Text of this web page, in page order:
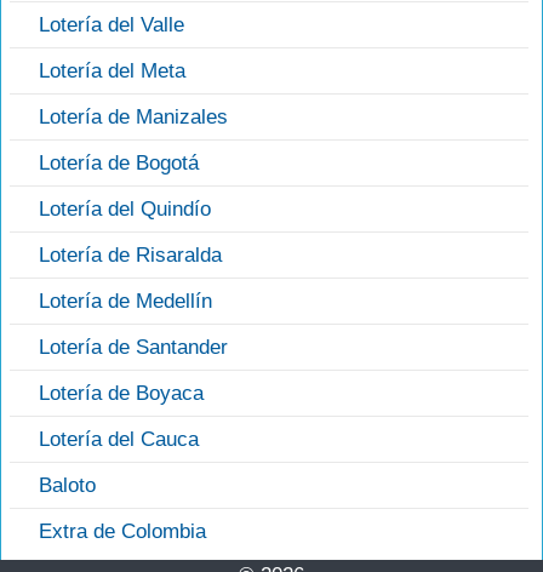
Lotería del Valle
Lotería del Meta
Lotería de Manizales
Lotería de Bogotá
Lotería del Quindío
Lotería de Risaralda
Lotería de Medellín
Lotería de Santander
Lotería de Boyaca
Lotería del Cauca
Baloto
Extra de Colombia